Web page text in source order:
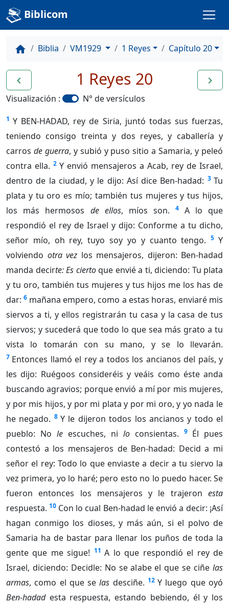
Biblicom
home Biblia VM1929 1 Reyes Capítulo 20
navigate_before navigate_next
1 Reyes 20
Visualización : N° de versículos
1 Y BEN-HADAD, rey de Siria, juntó todas sus fuerzas,
teniendo consigo treinta y dos reyes, y caballería y
carros de guerra, y subió y puso sitio a Samaria, y peleó
contra ella. 2 Y envió mensajeros a Acab, rey de Israel,
dentro de la ciudad, y le dijo: Así dice Ben-hadad: 3 Tu
plata y tu oro es mío; también tus mujeres y tus hijos,
los más hermosos de ellos, míos son. 4
A lo que
respondió el rey de Israel y dijo: Conforme a tu dicho,
señor mío, oh rey, tuyo soy yo y cuanto tengo.
5 Y
volviendo otra vez los mensajeros, dijeron: Ben-hadad
manda decirte: Es ciertoque envié a ti, diciendo: Tu plata
y tu oro, también tus mujeres y tus hijos me los has de
dar: 6 mañana empero, como a estas horas, enviaré mis
siervos a ti, y ellos registrarán tu casa y la casa de tus
siervos; y sucederá que todo lo que sea más grato a tu
vista lo tomarán con su mano, y se lo llevarán.
7 Entonces llamó el rey a todos los ancianos del país, y
les dijo: Ruégoos consideréis y veáis como éste anda
buscando agravios; porque envió a mí por mis mujeres,
y por mis hijos, y por mi plata y por mi oro, y yo nada le
he negado. 8 Y le dijeron todos los ancianos y todo el
pueblo: No le escuches, ni lo consientas. 9 Él pues
contestó a los mensajeros de Ben-hadad: Decid a mi
señor el rey: Todo lo que enviaste a decir a tu siervo la
vez primera, yo lo haré; pero esto no lo puedo hacer. Se
fueron entonces los mensajeros y le trajeron esta
respuesta. 10 Con lo cual Ben-hadad le envió a decir: ¡Así
hagan conmigo los dioses, y más aún, si el polvo de
Samaria ha de bastar para llenar los puños de toda la
gente que me sigue! 11 A lo que respondió el rey de
Israel, diciendo: Decidle: No se alabe el que se ciñe las
armas, como el que selas desciñe. 12 Y luego que oyó
Ben-hadadesta respuesta, estando bebiendo, él y los